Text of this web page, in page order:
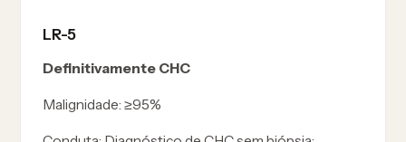
LR-5
Definitivamente CHC
Malignidade: ≥95%